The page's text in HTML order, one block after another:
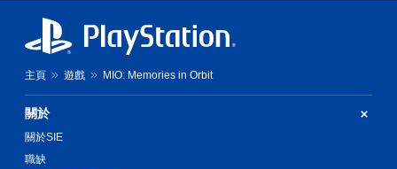
主頁 遊戲 MIO: Memories in Orbit
關於
關於SIE
職缺